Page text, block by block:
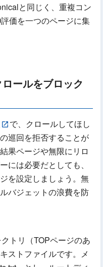
と同じく、重複コン
価を一つのページに集
ールをブロック
で、クロールしてほし
巡回を拒否することが
果ページや無限にリロ
には必要だとしても、
を設定しましょう。無
バジェットの浪費を防
トリ（TOPページのあ
ストファイルです。メ